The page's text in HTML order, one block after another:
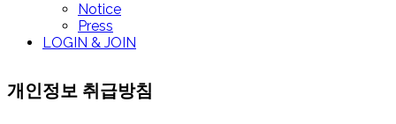
Notice
Press
LOGIN & JOIN
개인정보 취급방침